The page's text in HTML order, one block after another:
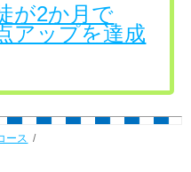
が2か月で
アップを達成
ース